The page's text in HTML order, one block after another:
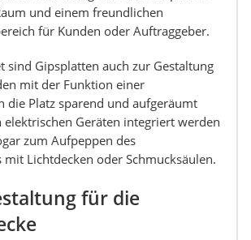
und einem freundlichen
für Kunden oder Auftraggeber.
sind Gipsplatten auch zur Gestaltung
mit der Funktion einer
die Platz sparend und aufgeräumt
elektrischen Geräten integriert werden
zum Aufpeppen des
mit Lichtdecken oder Schmucksäulen.
für die